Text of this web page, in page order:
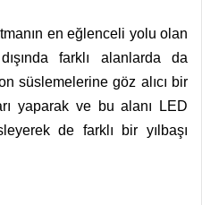
en eğlenceli yolu olan
farklı alanlarda da
süslemelerine göz alıcı bir
yaparak ve bu alanı LED
de farklı bir yılbaşı